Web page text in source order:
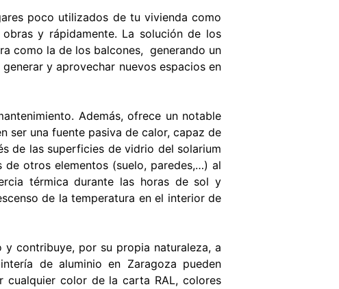
poco utilizados de tu vivienda como
y rápidamente. La solución de los
como la de los balcones, generando un
y aprovechar nuevos espacios en
Además, ofrece un notable
ser una fuente pasiva de calor, capaz de
de las superficies de vidrio del solarium
otros elementos (suelo, paredes,…) al
térmica durante las horas de sol y
de la temperatura en el interior de
contribuye, por su propia naturaleza, a
de aluminio en Zaragoza pueden
cualquier color de la carta RAL, colores